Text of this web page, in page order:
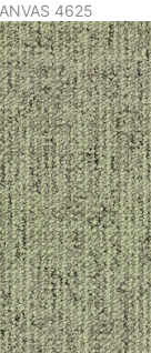
4625